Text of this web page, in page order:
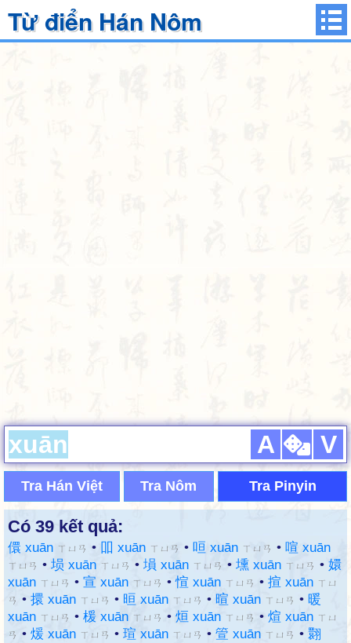
Từ điển Hán Nôm
A V
Tra Hán Việt Tra Nôm Tra Pinyin
Có 39 kết quả:
儇 xuān ㄒㄩㄢ • 吅 xuān ㄒㄩㄢ • 咺 xuān ㄒㄩㄢ • 喧 xuān
ㄒㄩㄢ • 埙 xuān ㄒㄩㄢ • 塤 xuān ㄒㄩㄢ • 壎 xuān ㄒㄩㄢ • 嬛
xuān ㄒㄩㄢ • 宣 xuān ㄒㄩㄢ •愃 xuān ㄒㄩㄢ • 揎 xuān ㄒㄩ
ㄢ • 擐 xuān ㄒㄩㄢ • 晅 xuān ㄒㄩㄢ • 暄 xuān ㄒㄩㄢ • 暖
xuān ㄒㄩㄢ • 楥 xuān ㄒㄩㄢ • 烜 xuān ㄒㄩㄢ • 煊 xuān ㄒㄩ
ㄢ • 煖 xuān ㄒㄩㄢ • 瑄 xuān ㄒㄩㄢ • 箮 xuān ㄒㄩㄢ • 翾